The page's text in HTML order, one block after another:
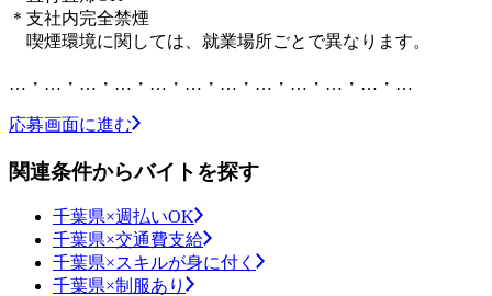
＊支社内完全禁煙
喫煙環境に関しては、就業場所ごとで異なります。
…・…・…・…・…・…・…・…・…・…・…・…
応募画面に進む
関連条件からバイトを探す
千葉県×週払いOK
千葉県×交通費支給
千葉県×スキルが身に付く
千葉県×制服あり